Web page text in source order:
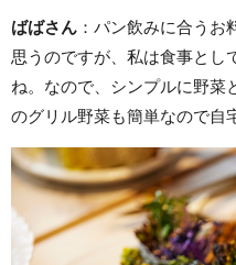
ばばさん ：パン飲みに合うお
思うのですが、私は食事とし
ね。なので、シンプルに野菜
のグリル野菜も簡単なので自